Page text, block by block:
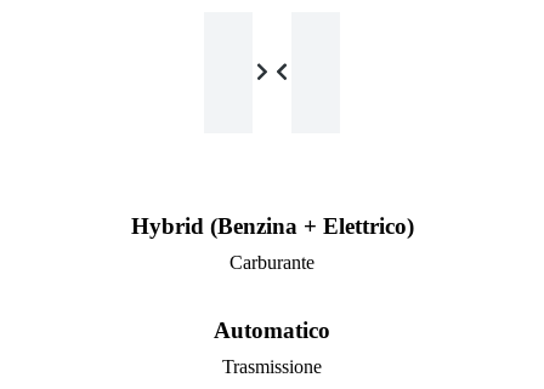
CROSS OVER FULL-HYBRID
Hybrid (Benzina + Elettrico)
Carburante
Automatico
Trasmissione